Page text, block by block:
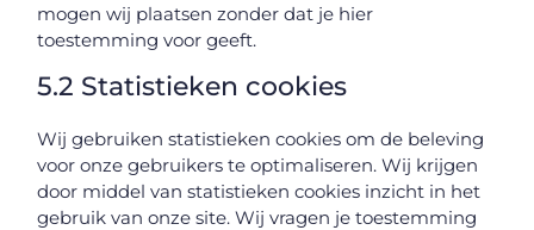
mogen wij plaatsen zonder dat je hier
toestemming voor geeft.
5.2 Statistieken cookies
Wij gebruiken statistieken cookies om de beleving
voor onze gebruikers te optimaliseren. Wij krijgen
door middel van statistieken cookies inzicht in het
gebruik van onze site. Wij vragen je toestemming